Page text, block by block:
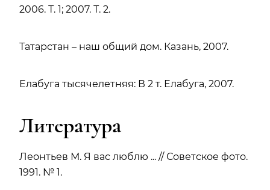
2006. Т. 1; 2007. Т. 2.
Татарстан – наш общий дом. Казань, 2007.
Елабуга тысячелетняя: В 2 т. Елабуга, 2007.
Литература
Леонтьев М. Я вас люблю ... // Советское фото.
1991. № 1.